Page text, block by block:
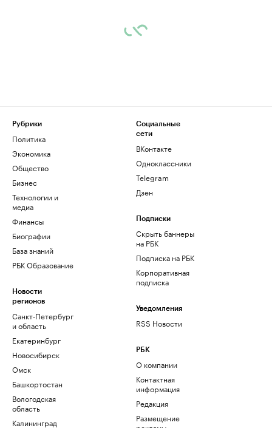
Рубрики
Политика
Экономика
Общество
Бизнес
Технологии и
медиа
Финансы
Биографии
База знаний
РБК Образование
Новости
регионов
Санкт-Петербург
и область
Екатеринбург
Новосибирск
Омск
Башкортостан
Вологодская
область
Калининград
Социальные
сети
ВКонтакте
Одноклассники
Telegram
Дзен
Подписки
Скрыть баннеры
на РБК
Подписка на РБК
Корпоративная
подписка
Уведомления
RSS Новости
РБК
О компании
Контактная
информация
Редакция
Размещение